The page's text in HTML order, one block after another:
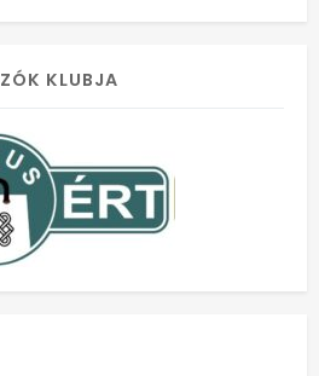
KLUBJA